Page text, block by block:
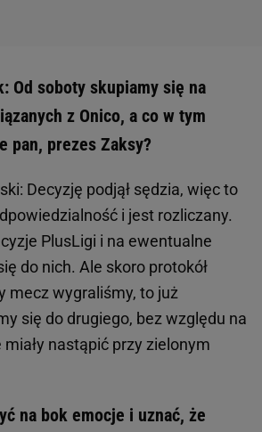
Od soboty skupiamy się na
z Onico, a co w tym
pan, prezes Zaksy?
Decyzję podjął sędzia, więc to
i jest rozliczany.
PlusLigi i na ewentualne
do nich. Ale skoro protokół
mecz wygraliśmy, to już
się do drugiego, bez względu na
nastąpić przy zielonym
na bok emocje i uznać, że